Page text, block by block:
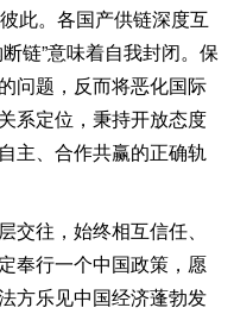
此。各国产供链深度互
链”意味着自我封闭。保
问题，反而将恶化国际
系定位，秉持开放态度
主、合作共赢的正确轨
往，始终相互信任、
奉行一个中国政策，愿
方乐见中国经济蓬勃发